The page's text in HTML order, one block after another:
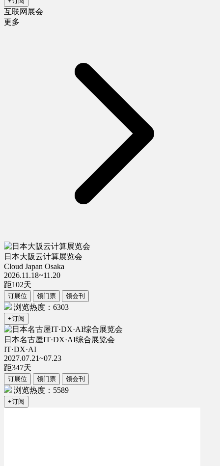
互联网展会
更多
日本大阪云计算展览会
Cloud Japan Osaka
2026.11.18~11.20
距102天
订展位 领门票 领会刊
浏览热度：6303
+订阅
日本名古屋IT·DX·AI综合展览会
IT·DX·AI
2027.07.21~07.23
距347天
订展位 领门票 领会刊
浏览热度：5589
+订阅